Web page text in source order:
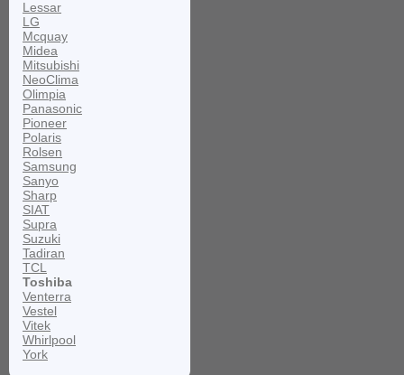
Lessar
LG
Mcquay
Midea
Mitsubishi
NeoClima
Olimpia
Panasonic
Pioneer
Polaris
Rolsen
Samsung
Sanyo
Sharp
SIAT
Supra
Suzuki
Tadiran
TCL
Toshiba
Venterra
Vestel
Vitek
Whirlpool
York